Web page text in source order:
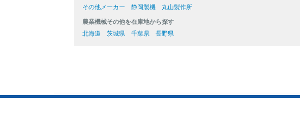
その他メーカー
静岡製機
丸山製作所
農業機械その他を在庫地から探す
北海道
茨城県 千葉県 長野県